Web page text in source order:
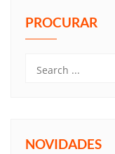
PROCURAR
NOVIDADES